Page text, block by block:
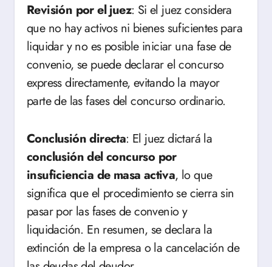
Revisión por el juez: Si el juez considera
que no hay activos ni bienes suficientes para
liquidar y no es posible iniciar una fase de
convenio, se puede declarar el concurso
express directamente, evitando la mayor
parte de las fases del concurso ordinario.
Conclusión directa: El juez dictará la
conclusión del concurso por
insuficiencia de masa activa, lo que
significa que el procedimiento se cierra sin
pasar por las fases de convenio y
liquidación. En resumen, se declara la
extinción de la empresa o la cancelación de